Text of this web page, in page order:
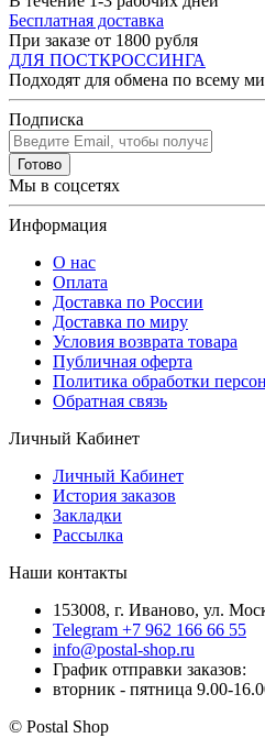
Бесплатная доставка
При заказе от 1800 рубля
ДЛЯ ПОСТКРОССИНГА
Подходят для обмена по всему
Подписка
Готово
Мы в соцсетях
Информация
О нас
Оплата
Доставка по России
Доставка по миру
Условия возврата товара
Публичная оферта
Политика обработки
Обратная связь
Личный Кабинет
Личный Кабинет
История заказов
Закладки
Рассылка
Наши контакты
153008, г. Иваново, ул.
Telegram +7 962 166 66 55
info@postal-shop.ru
График отправки заказов:
вторник - пятница 9.00-
© Postal Shop